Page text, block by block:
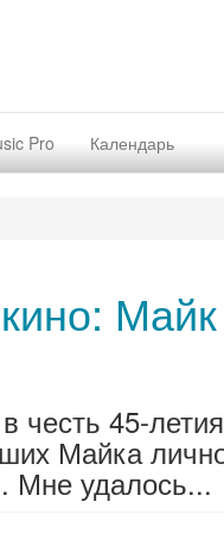
Pro Календарь
честь 45-летия
Майка
Мне удалось...